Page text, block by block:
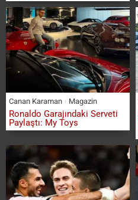
Canan Karaman Magazin
Ronaldo Garajındaki Serveti
Paylaştı: My Toys